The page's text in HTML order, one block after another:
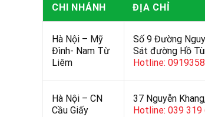
CHI NHÁNH ĐỊA CHỈ
Hà Nội – Mỹ
Đình- Nam Từ
Liêm
Số 9 Đường
Sát đường Hồ
Hotline:
Hà Nội – CN
Cầu Giấy
37 Nguyễn
Hotline: 039 319